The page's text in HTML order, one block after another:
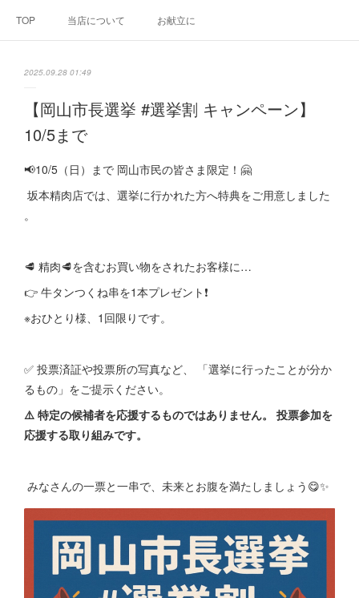
TOP 当店について お献立に
2025.09.28 01:49
【岡山市長選挙 #選挙割 キャンペーン】
10/5まで
📢10/5（日）まで 岡山市民の皆さま限定！🤗
坂本精肉店では、選挙に行かれた方へ特典をご用意しました
。
🥩 精肉🥩を含むお買い物をされたお客様に…
👉 牛タンつくね串を1本プレゼント❗️
※おひとり様、1回限りです。
✅ 投票済証や投票所の写真など、 「選挙に行ったことが分か
るもの」をご提示ください。
⚠️ 特定の候補者を応援するものではありません。 投票参加を
応援する取り組みです。
みなさんの一票と一串で、未来とお腹を満たしましょう😋✨